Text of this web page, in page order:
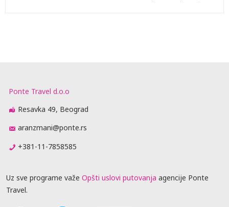
Ponte Travel d.o.o
Resavka 49, Beograd
aranzmani@ponte.rs
+381-11-7858585
Uz sve programe važe Opšti uslovi putovanja agencije Ponte
Travel.